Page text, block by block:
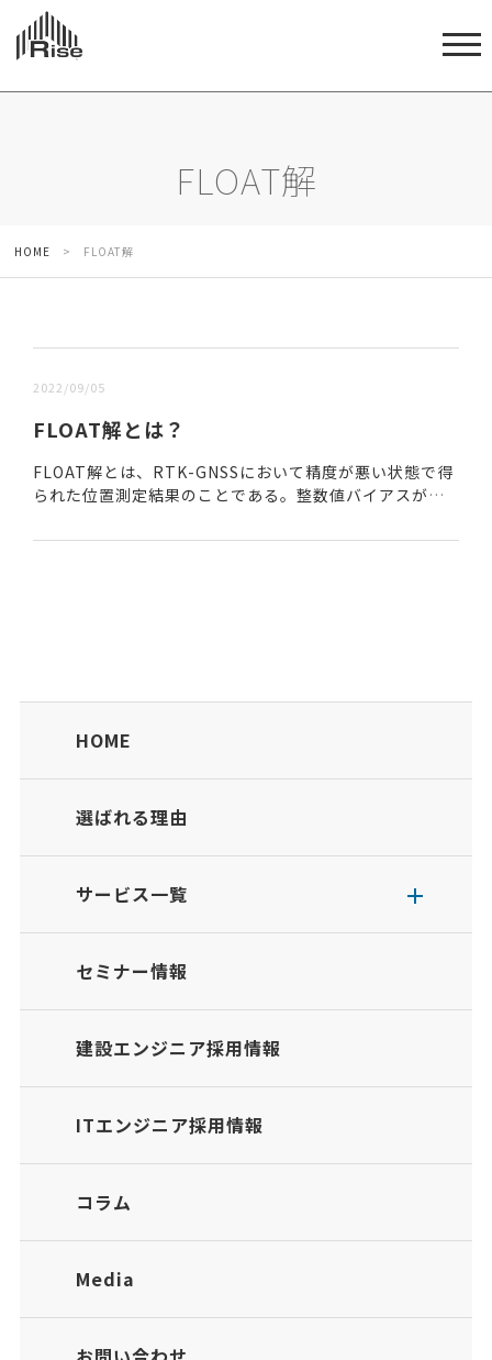
FLOAT解
HOME > FLOAT解
2022/09/05
FLOAT解とは？
FLOAT解とは、RTK-GNSSにおいて精度が悪い状態で得
られた位置測定結果のことである。整数値バイアスが定
少ない等により精度が悪く、数10cm～数...
HOME
選ばれる理由
サービス一覧
セミナー情報
建設エンジニア採用情報
ITエンジニア採用情報
コラム
Media